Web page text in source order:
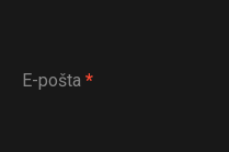
E-pošta *